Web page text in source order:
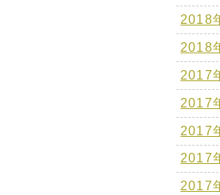
2018
2018
2017
2017
2017
2017
2017